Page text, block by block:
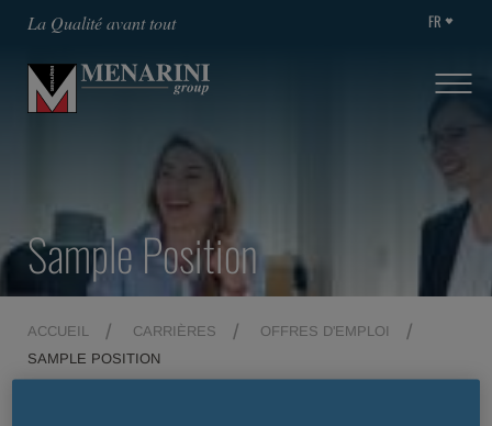
La Qualité avant tout FR
Sample Position
ACCUEIL CARRIÈRES
OFFRES D'EMPLOI
SAMPLE POSITION